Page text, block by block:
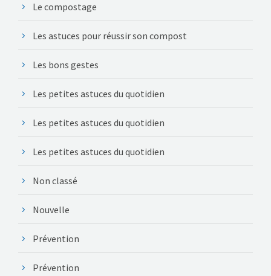
Le compostage
Les astuces pour réussir son compost
Les bons gestes
Les petites astuces du quotidien
Les petites astuces du quotidien
Les petites astuces du quotidien
Non classé
Nouvelle
Prévention
Prévention